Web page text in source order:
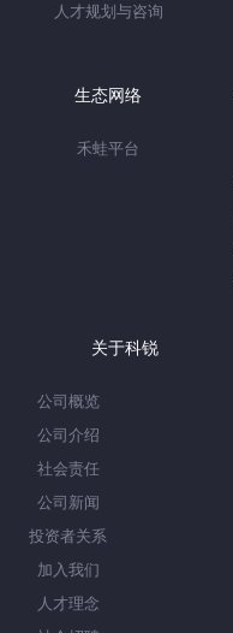
人才规划与咨询
生态网络
禾蛙平台
关于科锐
公司概览
公司介绍
社会责任
公司新闻
投资者关系
加入我们
人才理念